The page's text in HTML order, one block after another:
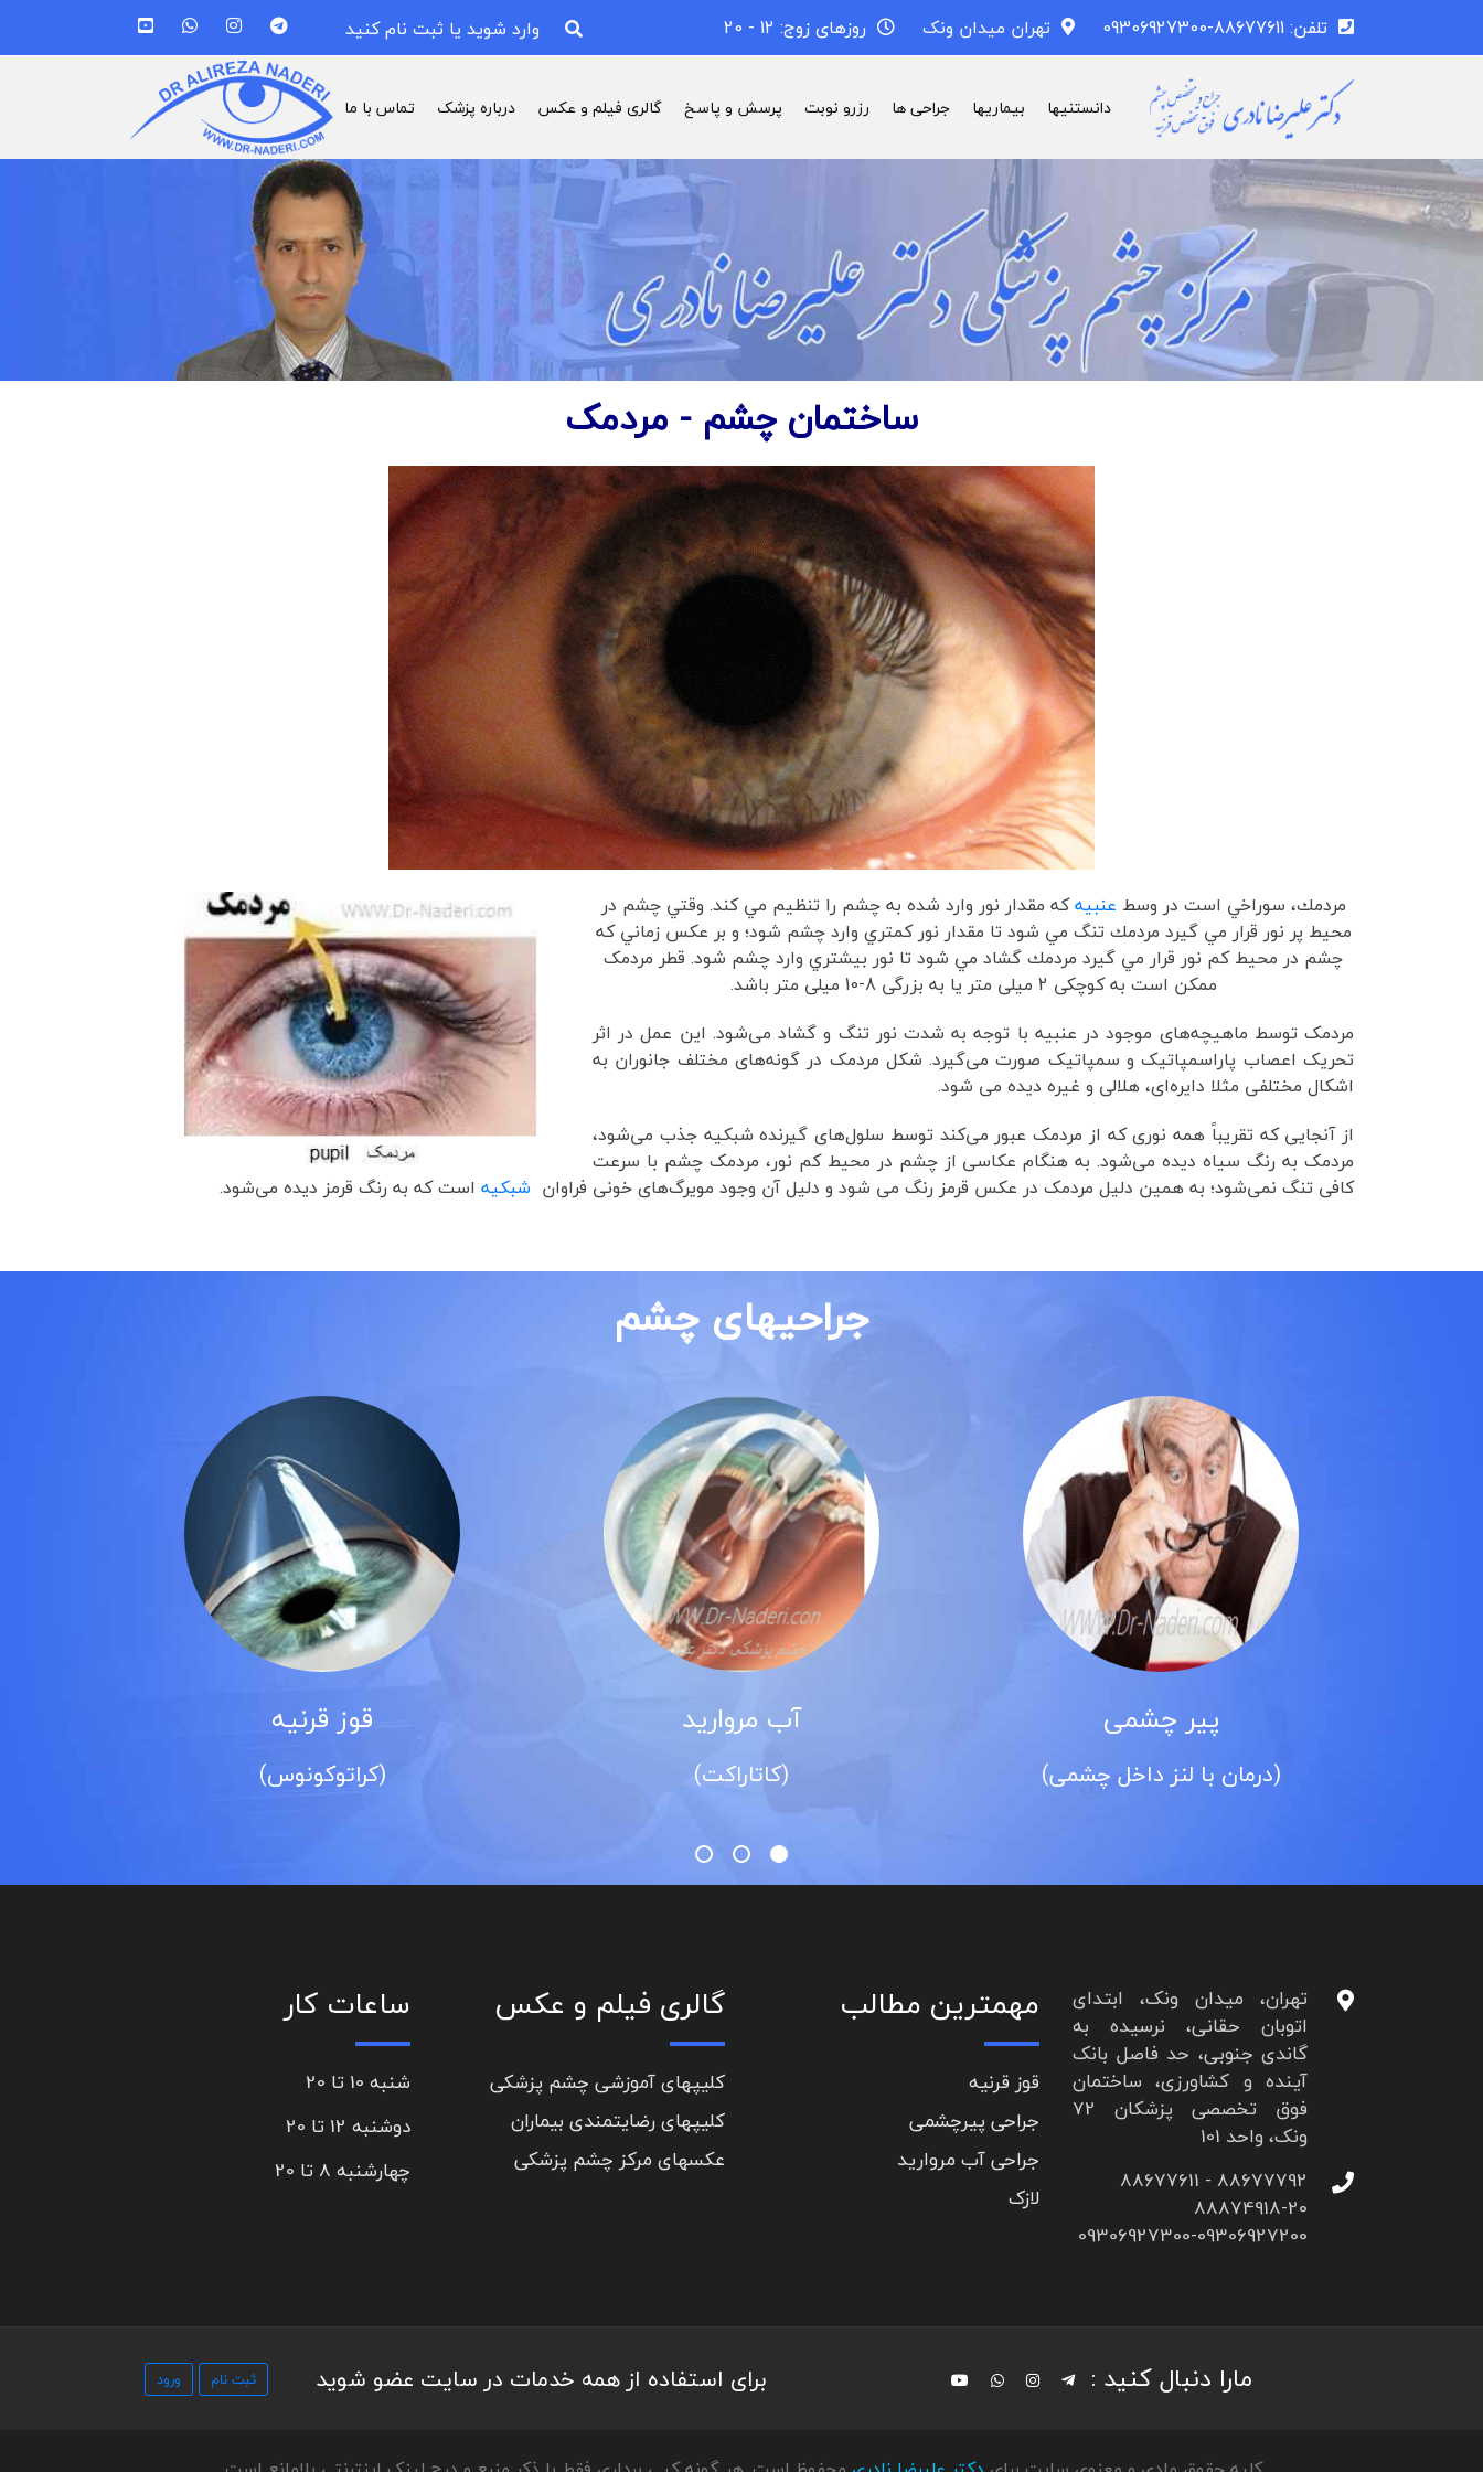
تلفن: 88677611-09306927300 تهران میدان ونک روزهای زوج: 12 - 20 وارد شوید یا ثبت نام کنید
دانستنیها بیماریها جراحی ها رزرو نوبت پرسش و پاسخ گالری فیلم و عکس درباره پزشک تماس با ما
ساختمان چشم - مردمک
مردمك، سوراخي است در وسط عنبيهکه مقدار نور وارد شده به چشم را تنظيم مي كند. وقتي چشم در
محيط پر نور قرار مي گيرد مردمك تنگ مي شود تا مقدار نور كمتري وارد چشم شود؛ و بر عکس زماني که
چشم در محيط كم نور قرار مي گيرد مردمك گشاد مي شود تا نور بيشتري وارد چشم شود. قطر مردمک
ممکن است به کوچکی 2 میلی متر یا به بزرگی 8-10 میلی متر باشد.
مردمک توسط ماهیچه‌های موجود در عنبیه با توجه به شدت نور تنگ و گشاد می‌شود. این عمل در اثر
تحریک اعصاب پاراسمپاتیک و سمپاتیک صورت می‌گیرد. شکل مردمک در گونه‌های مختلف جانوران به
اشکال مختلفی مثلا دایره‌ای، هلالی و غیره دیده می شود.
از آنجایی که تقریباً همه نوری که از مردمک عبور می‌کند توسط سلول‌های گیرنده شبکیه جذب می‌شود،
مردمک به رنگ سیاه دیده می‌شود. به هنگام عکاسی از چشم در محیط کم نور، مردمک چشم با سرعت
کافی تنگ نمی‌شود؛ به همین دلیل مردمک در عکس قرمز رنگ می شود و دلیل آن وجود مویرگ‌های خونی فراوان شبکیه است که به رنگ قرمز دیده می‌شود.
جراحیهای چشم
پیر چشمی
(درمان با لنز داخل چشمی)
آب مروارید
(کاتاراکت)
قوز قرنیه
(کراتوکونوس)
تهران، میدان ونک، ابتدای
اتوبان حقانی، نرسیده به
گاندی جنوبی، حد فاصل بانک
آینده و کشاورزی، ساختمان
فوق تخصصی پزشکان 72
ونک، واحد 101
88677792 - 88677611
88874918-20
09306927300-09306927200
مهمترین مطالب
قوز قرنیه
جراحی پیرچشمی
جراحی آب مروارید
لازک
گالری فیلم و عکس
کلیپهای آموزشی چشم پزشکی
کلیپهای رضایتمندی بیماران
عکسهای مرکز چشم پزشکی
ساعات کار
شنبه 10 تا 20
دوشنبه 12 تا 20
چهارشنبه 8 تا 20
مارا دنبال کنید : برای استفاده از همه خدمات در سایت عضو شوید